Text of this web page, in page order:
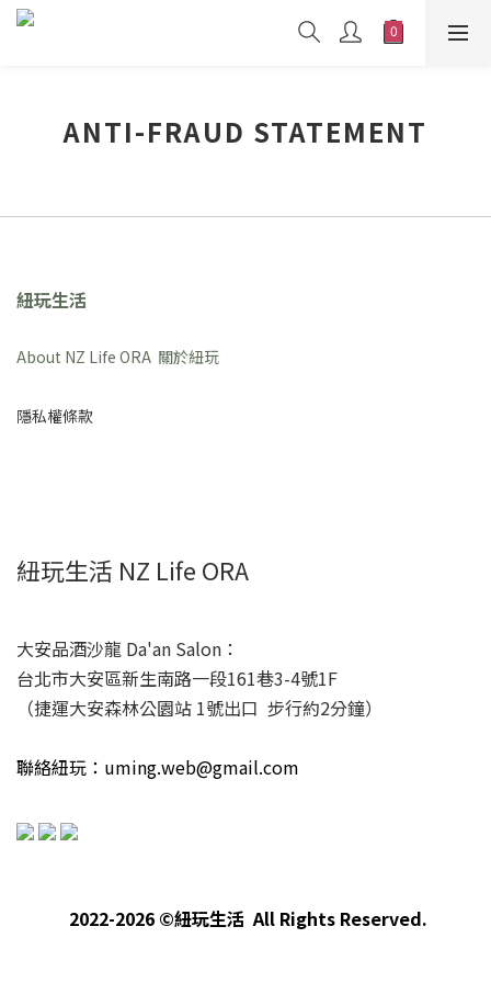
ANTI-FRAUD STATEMENT
紐玩生活
About NZ Life ORA 關於紐玩
隱私權條款
紐玩生活 NZ Life ORA
大安品酒沙龍 Da'an Salon：
台北市大安區新生南路一段161巷3-4號1F
（捷運大安森林公園站 1號出口 步行約2分鐘）
聯絡紐玩：uming.web@gmail.com
2022-2026 ©紐玩生活 All Rights Reserved.